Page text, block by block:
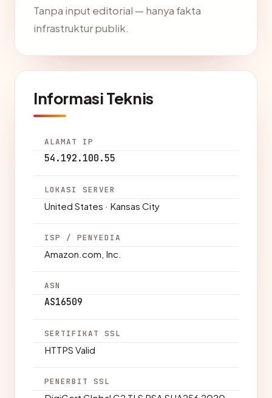
Tanpa input editorial — hanya fakta
infrastruktur publik.
Informasi Teknis
ALAMAT IP
54.192.100.55
LOKASI SERVER
United States · Kansas City
ISP / PENYEDIA
Amazon.com, Inc.
ASN
AS16509
SERTIFIKAT SSL
HTTPS Valid
PENERBIT SSL